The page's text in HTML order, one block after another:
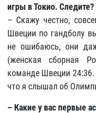
игры в Токио. Следите?
– Скажу честно,
Швеции по гандболу
не ошибаюсь, они
(женская сборная
команде Швеции
что я слышал об
– Какие у вас первые